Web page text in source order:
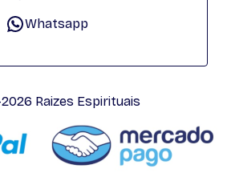
Whatsapp
Raizes Espirituais